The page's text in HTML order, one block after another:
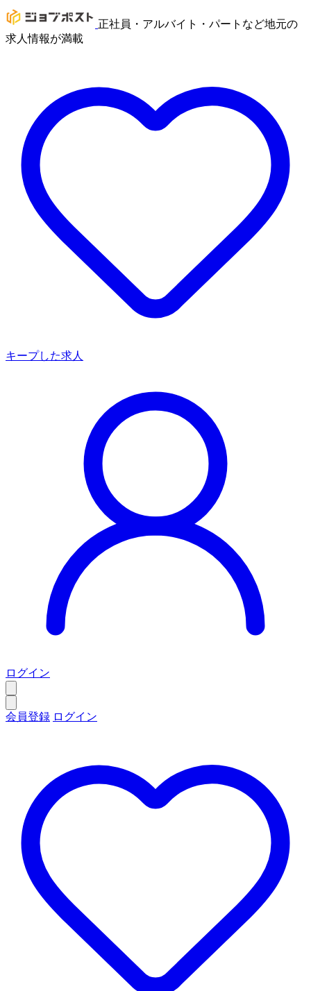
正社員・アルバイト・パートなど地元の
求人情報が満載
キープした求人
ログイン
会員登録 ログイン